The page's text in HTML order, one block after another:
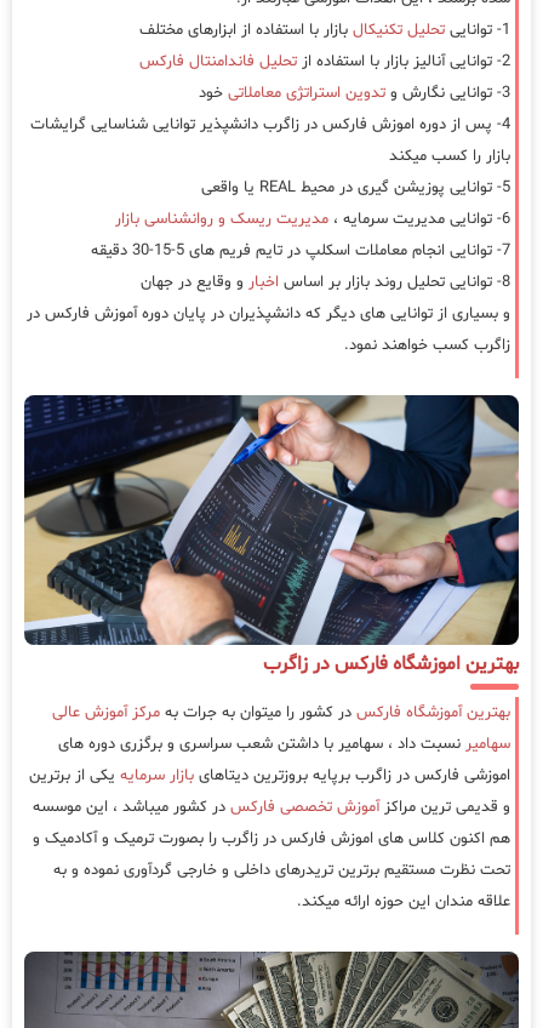
1- توانایی
تحلیل تکنیکال بازار با استفاده از ابزارهای مختلف
2- توانایی آنالیز بازار با استفاده از
تحلیل فاندامنتال فارکس
3- توانایی نگارش و
تدوین استراتژی معاملاتی خود
4- پس از دوره اموزش فارکس در زاگرب دانشپذیر توانایی شناسایی گرایشات
بازار را کسب میکند
5- توانایی پوزیشن گیری در محیط REAL یا واقعی
6- توانایی مدیریت سرمایه ،
مدیریت ریسک و روانشناسی بازار
7- توانایی انجام معاملات اسکلپ در تایم فریم های 5-15-30 دقیقه
8- توانایی تحلیل روند بازار بر اساس
اخبار و وقایع در جهان
و بسیاری از توانایی های دیگر که دانشپذیران در پایان دوره آموزش فارکس در
زاگرب کسب خواهند نمود.
بهترین اموزشگاه فارکس در زاگرب
بهترین آموزشگاه فارکس در کشور را میتوان به جرات به مرکز آموزش عالی
سهامیر نسبت داد ، سهامیر با داشتن شعب سراسری و برگزری دوره های
اموزشی فارکس در زاگرب برپایه بروزترین دیتاهای بازار سرمایه یکی از برترین
و قدیمی ترین مراکزآموزش تخصصی فارکس در کشور میباشد ، این موسسه
هم اکنون کلاس های اموزش فارکس در زاگرب را بصورت ترمیک و آکادمیک و
تحت نظرت مستقیم برترین تریدرهای داخلی و خارجی گردآوری نموده و به
علاقه مندان این حوزه ارائه میکند.